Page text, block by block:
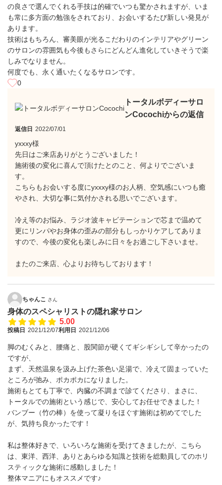
の良さで選んでくれる手技は的確でいつも驚かされますが、いま
も常に多方面の勉強をされており、お会いするたび新しい発見が
あります。
技術はもちろん、審美眼が光るこだわりのインテリアやグリーン
のサロンの雰囲気も今後もさらにどんどん進化していきそうで楽
しみでなりません。
何度でも、永く通いたくなるサロンです。
0
トータルボディーサロ
ンCocochiからの返信
返信日 2022/07/01
yxxxy様
先日はご来店ありがとうございました！
施術後の変化に喜んで頂けたとのこと、何よりでございま
す。
こちらもお会いする度にyxxxy様のお人柄、空気感にいつも癒
やされ、大切な事に気付かされる思いでございます。
冷え等のお悩み、ラジオ波キャビテーションで芯まで温めて
更にリンパやお身体の歪みの部分もしっかりケアしてありま
すので、今後の変化も楽しみに日々をお過ごし下さいませ。
またのご来店、心よりお待ちしております！
ちゃんこ さん
身体のスペシャリストの隠れ家サロン
5.00
投稿日 2021/12/07利用日 2021/12/06
脚のむくみと、腰痛と、股関節が硬くてギシギシして辛かったの
ですが、
まず、天然温泉を汲み上げた茶色い足湯で、冷えて固まっていた
ところが弛み、ポカポカになりました。
施術もとても丁寧で、内臓の不調まで診てくださり、まさに、
トータルでの施術という感じで、安心してお任せできました！
バンブー（竹の棒）を使って凝りをほぐす施術は初めてでした
が、気持ち良かったです！
私は整体好きで、いろいろな施術を受けてきましたが、こちら
は、東洋、西洋、ありとあらゆる知識と技術を総動員してのホリ
スティックな施術に感動しました！
整体マニアにもオススメです♪